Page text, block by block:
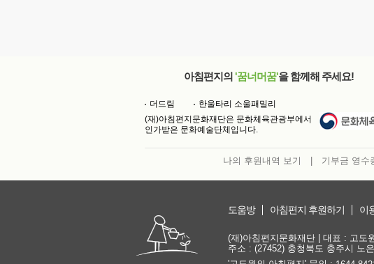
아침편지의 '꿈너머꿈'을 함께해 주세요!
더드림
한울타리 소울패밀리
(재)아침편지문화재단은 문화체육관광부에서
인가받은 문화예술단체입니다.
나의 후원내역 보기 기부금 영수
도움방 아침편지 후원하기 이
(재)아침편지문화재단 | 대표 : 고도
주소 : (27452) 충청북도 충주시 노